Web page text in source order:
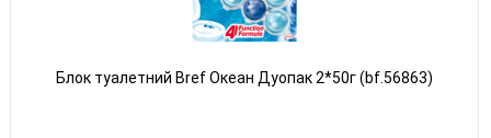
Блок туалетний Bref Океан Дуопак 2*50г (bf.56863)